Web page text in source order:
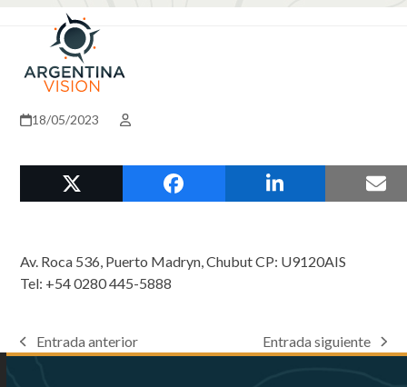
Open
mobile
menu
Close
mobile
menu
18/05/2023
Av. Roca 536, Puerto Madryn, Chubut CP: U9120AIS
Tel: +54 0280 445-5888
previous
Entrada anterior
next
Entrada siguiente